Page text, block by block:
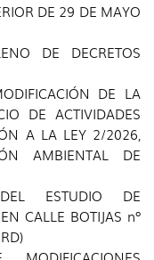
DE 29 DE MAYO
DE DECRETOS
DE LA
DE ACTIVIDADES
A LA LEY 2/2026,
AMBIENTAL DE
ESTUDIO DE
CALLE BOTIJAS nº